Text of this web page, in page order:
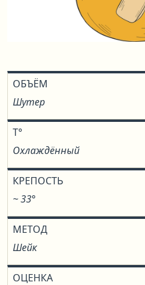
ОБЪЁМ
Шутер
T°
Охлаждённый
КРЕПОСТЬ
~ 33°
МЕТОД
Шейк
ОЦЕНКА